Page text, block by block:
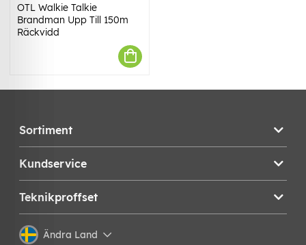
OTL Walkie Talkie
Brandman Upp Till 150m
Räckvidd
Sortiment
Kundservice
Teknikproffset
Ändra Land